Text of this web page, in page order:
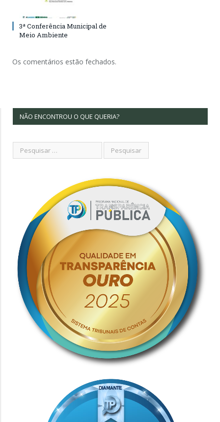
3ª Conferência Municipal de
Meio Ambiente
Os comentários estão fechados.
NÃO ENCONTROU O QUE QUERIA?